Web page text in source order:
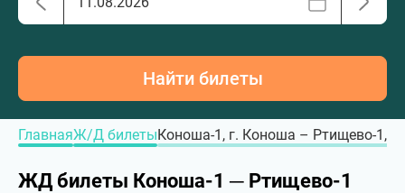
Найти билеты
ГлавнаяЖ/Д билетыКоноша-1, г. Коноша – Ртищево-1,
ЖД билеты Коноша-1 ─ Ртищево-1